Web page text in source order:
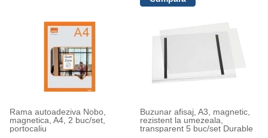
Rama autoadeziva Nobo,
magnetica, A4, 2 buc/set,
portocaliu
Buzunar afisaj, A3, magnetic,
rezistent la umezeala,
transparent 5 buc/set Durable